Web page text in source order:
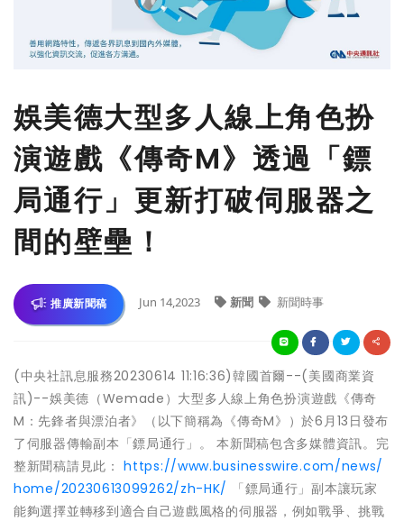
娛美德大型多人線上角色扮
演遊戲《傳奇M》透過「鏢
局通行」更新打破伺服器之
間的壁壘！
推廣新聞稿 Jun 14,2023 新聞 新聞時事
(中央社訊息服務20230614 11:16:36)韓國首爾--(美國商業資
訊)--娛美德（Wemade）大型多人線上角色扮演遊戲《傳奇
M：先鋒者與漂泊者》（以下簡稱為《傳奇M》）於6月13日發布
了伺服器傳輸副本「鏢局通行」。 本新聞稿包含多媒體資訊。完
整新聞稿請見此：https://www.businesswire.com/news/
home/20230613099262/zh-HK/
「鏢局通行」副本讓玩家
能夠選擇並轉移到適合自己遊戲風格的伺服器，例如戰爭、挑戰